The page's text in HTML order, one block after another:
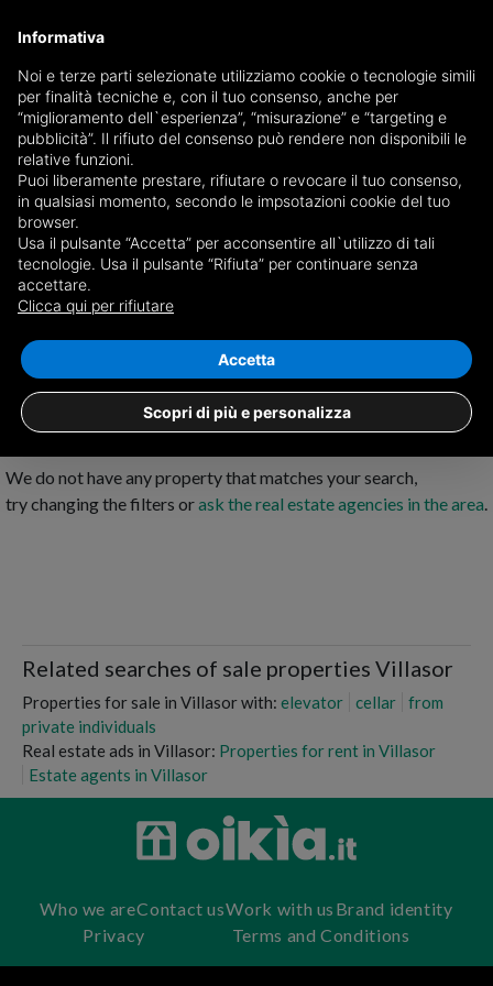
Receive a copy of the newspaper by mail
Choose newspaper
No results for
Villasor
We do not have any property that matches your search,
try changing the filters orask the real estate agencies in the area.
Related searches of sale properties Villasor
Properties for sale in Villasor with: elevator cellar
from
private individuals
Real estate ads in Villasor: Properties for rent in Villasor
Estate agents in Villasor
Who we areContact usWork with us Brand identity
Privacy
Terms and Conditions
Informativa
Noi e terze parti selezionate utilizziamo cookie o tecnologie simili
per finalità tecniche e, con il tuo consenso, anche per
“miglioramento dell`esperienza”, “misurazione” e “targeting e
pubblicità”. Il rifiuto del consenso può rendere non disponibili le
relative funzioni.
Puoi liberamente prestare, rifiutare o revocare il tuo consenso,
in qualsiasi momento, secondo le impsotazioni cookie del tuo
browser.
Usa il pulsante “Accetta” per acconsentire all`utilizzo di tali
tecnologie. Usa il pulsante “Rifiuta” per continuare senza
accettare.
Clicca qui per rifiutare
Scopri di più e personalizza
Accetta